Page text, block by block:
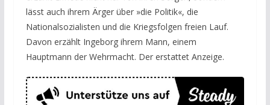
lässt auch ihrem Ärger über »die Politik«, die
Nationalsozialisten und die Kriegsfolgen freien Lauf.
Davon erzählt Ingeborg ihrem Mann, einem
Hauptmann der Wehrmacht. Der erstattet Anzeige.